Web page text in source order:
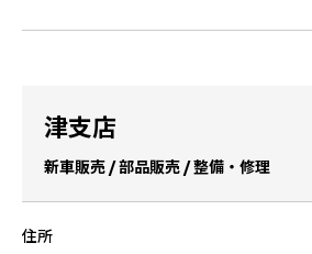
津⽀店
新⾞販売 / 部品販売 / 整備・修理
住所